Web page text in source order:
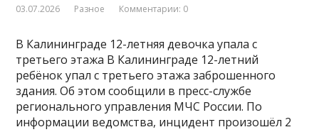
03.07.2026 Разное Комментарии: 0
В Калининграде 12-летняя девочка упала с
третьего этажа В Калининграде 12-летний
ребёнок упал с третьего этажа заброшенного
здания. Об этом сообщили в пресс-службе
регионального управления МЧС России. По
информации ведомства, инцидент произошёл 2